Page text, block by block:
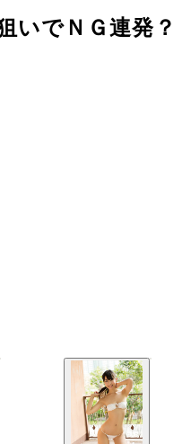
いでＮＧ連発